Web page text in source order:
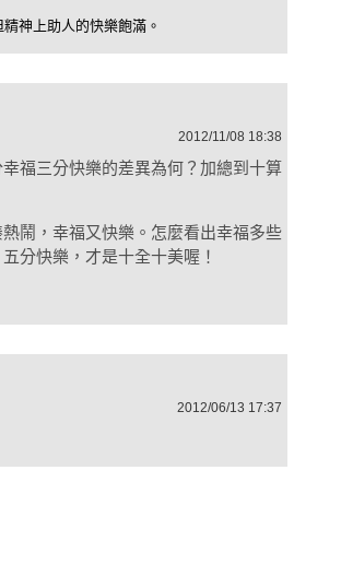
神上助人的快樂飽滿。
2012/11/08 18:38
福三分快樂的差異為何？加總到十算
鬧，幸福又快樂。怎麼看出幸福多些
分快樂，才是十全十美喔！
2012/06/13 17:37